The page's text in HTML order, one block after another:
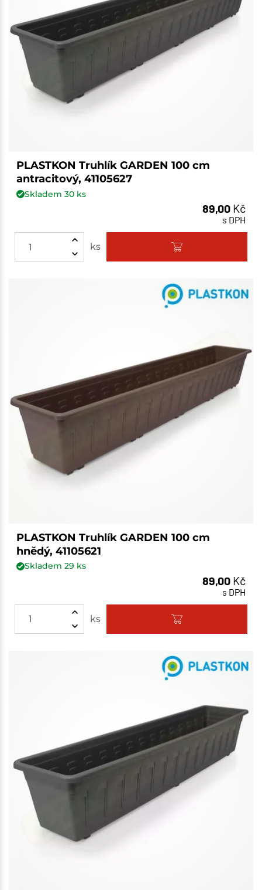
PLASTKON Truhlík GARDEN 100 cm
antracitový, 41105627
Skladem 30ks
89,00 Kč
s DPH
ks
PLASTKON Truhlík GARDEN 100 cm
hnědý, 41105621
Skladem 29 ks
89,00 Kč
s DPH
ks